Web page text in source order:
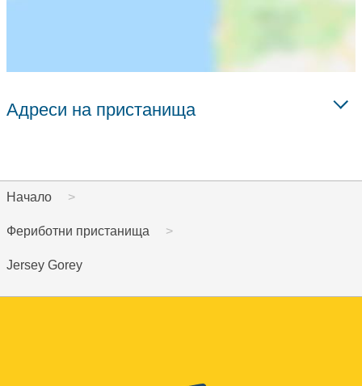
Адреси на пристанища
Начало
Фериботни пристанища
Jersey Gorey